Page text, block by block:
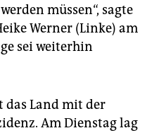
müssen“, sagte
Werner (Linke) am
sei weiterhin
das Land mit der
Am Dienstag lag